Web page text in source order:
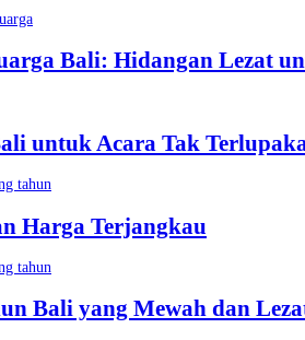
Bali: Hidangan Lezat
untuk Acara Tak
Harga Terjangkau
Bali yang Mewah dan